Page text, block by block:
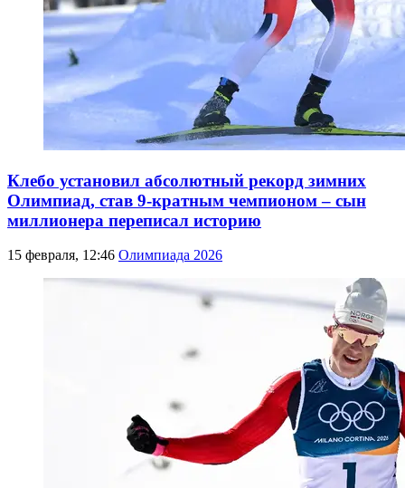
Клебо установил абсолютный рекорд зимних
Олимпиад, став 9-кратным чемпионом – сын
миллионера переписал историю
15 февраля, 12:46 Олимпиада 2026